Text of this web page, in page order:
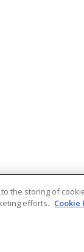
to the storing of
efforts. Cookie